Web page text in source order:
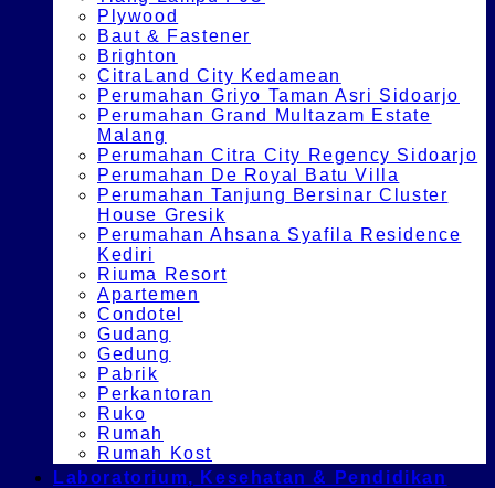
Plywood
Baut & Fastener
Brighton
CitraLand City Kedamean
Perumahan Griyo Taman Asri Sidoarjo
Perumahan Grand Multazam Estate
Malang
Perumahan Citra City Regency Sidoarjo
Perumahan De Royal Batu Villa
Perumahan Tanjung Bersinar Cluster
House Gresik
Perumahan Ahsana Syafila Residence
Kediri
Riuma Resort
Apartemen
Condotel
Gudang
Gedung
Pabrik
Perkantoran
Ruko
Rumah
Rumah Kost
Laboratorium, Kesehatan & Pendidikan